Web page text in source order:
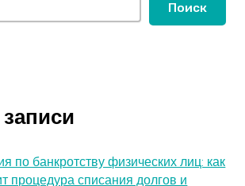
Поиск
по банкротству физических лиц: как
процедура списания долгов и